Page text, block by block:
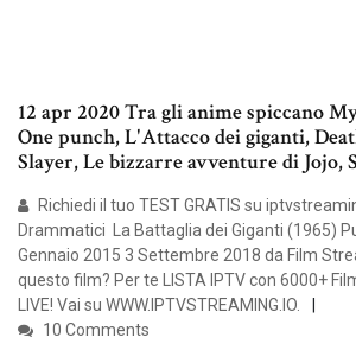
12 apr 2020 Tra gli anime spiccano
One punch, L'Attacco dei giganti,
Slayer, Le bizzarre avventure di Jojo,
Richiedi il tuo TEST GRATIS su
Drammatici La Battaglia dei Giganti (1965)
Gennaio 2015 3 Settembre 2018 da Film
questo film? Per te LISTA IPTV con 6000+
LIVE! Vai su WWW.IPTVSTREAMING.IO.
10 Comments